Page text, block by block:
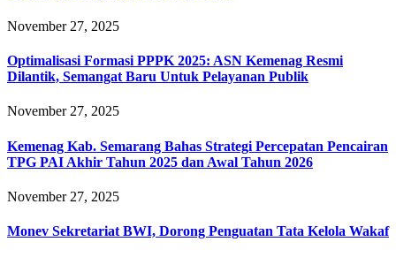
November 27, 2025
Optimalisasi Formasi PPPK 2025: ASN Kemenag Resmi
Dilantik, Semangat Baru Untuk Pelayanan Publik
November 27, 2025
Kemenag Kab. Semarang Bahas Strategi Percepatan Pencairan
TPG PAI Akhir Tahun 2025 dan Awal Tahun 2026
November 27, 2025
Monev Sekretariat BWI, Dorong Penguatan Tata Kelola Wakaf